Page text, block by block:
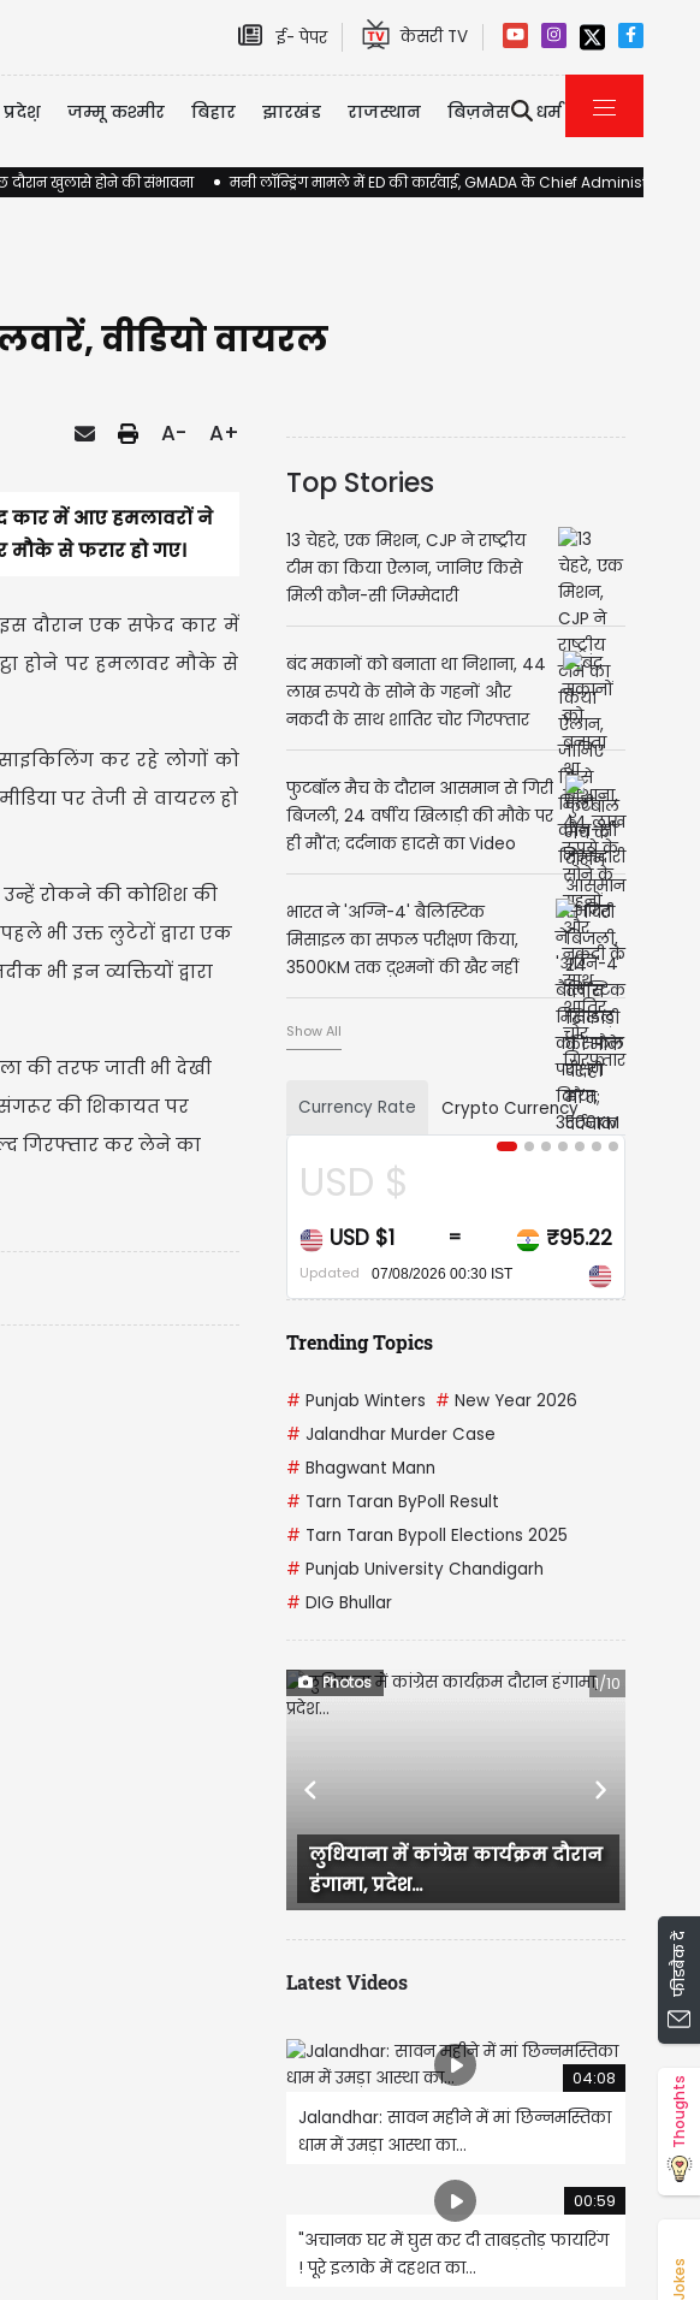
ई- पेपर केसरी TV
जम्मू कश्मीर बिहार झारखंड राजस्थान बिज़नेस धर्म
खुलासे होने की संभावना मनी लॉन्ड्रिंग मामले में ED की कार्रवाई, GMADA के Chief Administrator
वीडियो वायरल
A- A+
कार में आए हमलावरों ने
मौके से फरार हो गए।
दौरान एक सफेद कार में
होने पर हमलावर मौके से
कर रहे लोगों को
पर तेजी से वायरल हो
रोकने की कोशिश की
भी उक्त लुटेरों द्वारा एक
भी इन व्यक्तियों द्वारा
की तरफ जाती भी देखी
की शिकायत पर
गिरफ्तार कर लेने का
Top Stories
13 चेहरे, एक मिशन, CJP ने राष्ट्रीय
टीम का किया ऐलान, जानिए किसे
मिली कौन-सी जिम्मेदारी
बंद मकानों को बनाता था निशाना, 44
लाख रुपये के सोने के गहनों और
नकदी के साथ शातिर चोर गिरफ्तार
फुटबॉल मैच के दौरान आसमान से गिरी
बिजली, 24 वर्षीय खिलाड़ी की मौके पर
ही मौ'त; दर्दनाक हादसे का Video
वायरल
भारत ने 'अग्नि-4' बैलिस्टिक
मिसाइल का सफल परीक्षण किया,
3500KM तक दुश्मनों की खैर नहीं
Show All
Currency Rate Crypto Currency
= ₹95.22
07/08/2026 00:30 IST
CAD $1
Updated 07/08/2026 00:30 IST
Trending Topics
# Punjab Winters # New Year 2026
# Jalandhar Murder Case
# Bhagwant Mann
# Tarn Taran ByPoll Result
# Tarn Taran Bypoll Elections 2025
# Punjab University Chandigarh
# DIG Bhullar
Photos 1/10
लुधियाना में कांग्रेस कार्यक्रम दौरान
Ludhiana में आज
Previous Next
Latest Videos
04:08
Jalandhar: सावन महीने में मां छिन्नमस्तिका
धाम में उमड़ा आस्था का...
00:59
"अचानक घर में घुस कर दी ताबड़तोड़ फायरिंग
! पूरे इलाके में दहशत का...
फीडबैक दें
Thoughts
Jokes